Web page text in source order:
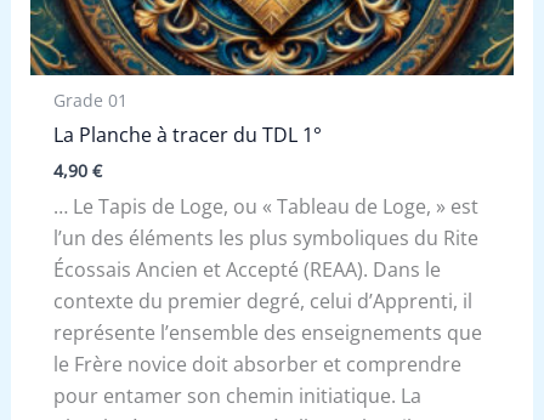
Grade 01
La Planche à tracer du TDL 1°
4,90 €
… Le Tapis de Loge, ou « Tableau de Loge, » est
l’un des éléments les plus symboliques du Rite
Écossais Ancien et Accepté (REAA). Dans le
contexte du premier degré, celui d’Apprenti, il
représente l’ensemble des enseignements que
le Frère novice doit absorber et comprendre
pour entamer son chemin initiatique. La